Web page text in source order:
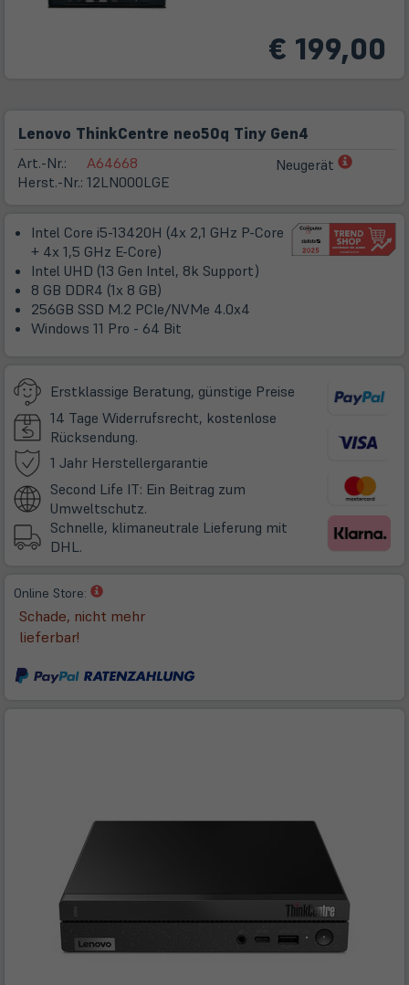
€ 199,00
Lenovo ThinkCentre neo50q Tiny Gen4
Art.-Nr.:
Herst.-Nr.:
A64668
12LN000LGE
Neugerät
(öffnet
Tab)
Intel Core i5-13420H (4x 2,1 GHz P-Core
+ 4x 1,5 GHz E-Core)
Intel UHD (13 Gen Intel, 8k Support)
8 GB DDR4 (1x 8 GB)
256GB SSD M.2 PCIe/NVMe 4.0x4
Windows 11 Pro - 64 Bit
Erstklassige Beratung, günstige Preise
14 Tage Widerrufsrecht, kostenlose
Rücksendung.
1 Jahr Herstellergarantie
neuem
Tab)
Second Life IT: Ein Beitrag zum
Umweltschutz.
Schnelle, klimaneutrale Lieferung mit
DHL.
Online Store:
(öffnet
in
neuem
Schade, nicht mehr
lieferbar!